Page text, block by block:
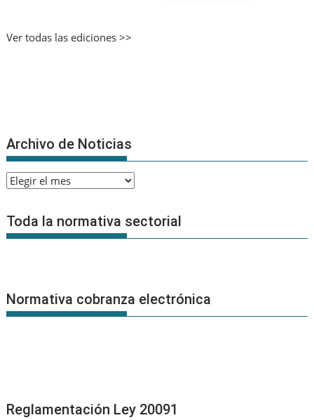
Ver todas las ediciones >>
Archivo de Noticias
Archivo
Noticias
Toda la normativa sectorial
Normativa cobranza electrónica
Reglamentación Ley 20091